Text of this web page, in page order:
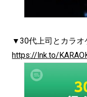
▼30代上司とカラオ
https://lnk.to/